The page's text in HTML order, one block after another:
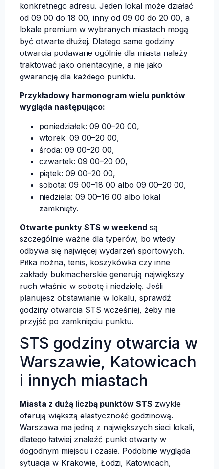
konkretnego adresu. Jeden lokal może działać
od 09 00 do 18 00, inny od 09 00 do 20 00, a
lokale premium w wybranych miastach mogą
być otwarte dłużej. Dlatego same godziny
otwarcia podawane ogólnie dla miasta należy
traktować jako orientacyjne, a nie jako
gwarancję dla każdego punktu.
Przykładowy harmonogram wielu punktów
wygląda następująco:
poniedziałek: 09 00–20 00,
wtorek: 09 00–20 00,
środa: 09 00–20 00,
czwartek: 09 00–20 00,
piątek: 09 00–20 00,
sobota: 09 00–18 00 albo 09 00–20 00,
niedziela: 09 00–16 00 albo lokal
zamknięty.
Otwarte punkty STS w weekend są
szczególnie ważne dla typerów, bo wtedy
odbywa się najwięcej wydarzeń sportowych.
Piłka nożna, tenis, koszykówka czy inne
zakłady bukmacherskie generują największy
ruch właśnie w sobotę i niedzielę. Jeśli
planujesz obstawianie w lokalu, sprawdź
godziny otwarcia STS wcześniej, żeby nie
przyjść po zamknięciu punktu.
STS godziny otwarcia w
Warszawie, Katowicach
i innych miastach
Miasta z dużą liczbą punktów STS zwykle
oferują większą elastyczność godzinową.
Warszawa ma jedną z największych sieci lokali,
dlatego łatwiej znaleźć punkt otwarty w
dogodnym miejscu i czasie. Podobnie wygląda
sytuacja w Krakowie, Łodzi, Katowicach,